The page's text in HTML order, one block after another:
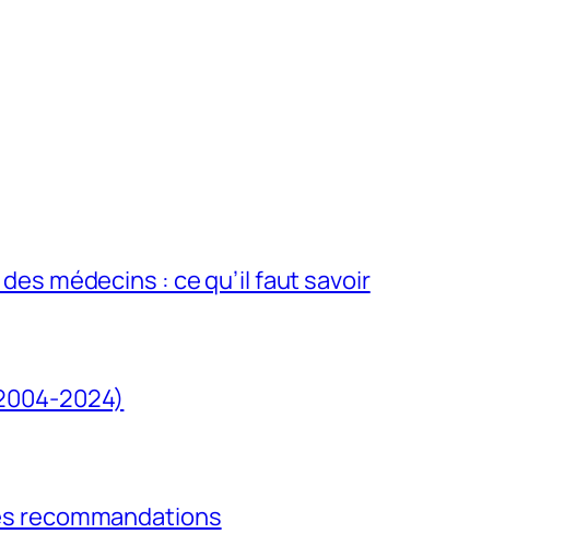
médecins : ce qu’il faut savoir
2024)
recommandations